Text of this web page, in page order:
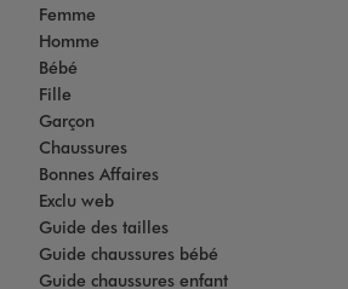
Femme
Homme
Bébé
Fille
Garçon
Chaussures
Bonnes Affaires
Exclu web
Guide des tailles
Guide chaussures bébé
Guide chaussures enfant